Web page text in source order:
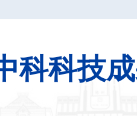
科科技